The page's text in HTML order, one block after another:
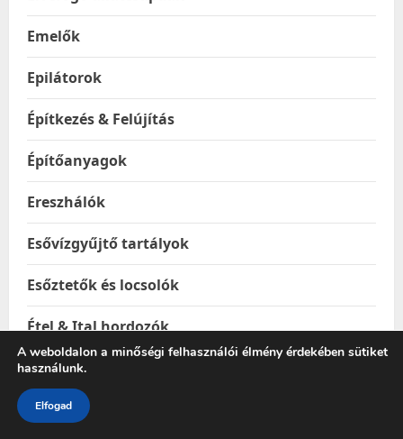
Emelők
Epilátorok
Építkezés & Felújítás
Építőanyagok
Ereszhálók
Esővízgyűjtő tartályok
Esőztetők és locsolók
Étel & Ital hordozók
Étel melegentartók
Étel-és italtárolók
A weboldalon a minőségi felhasználói élmény érdekében sütiket
használunk.
Elfogad